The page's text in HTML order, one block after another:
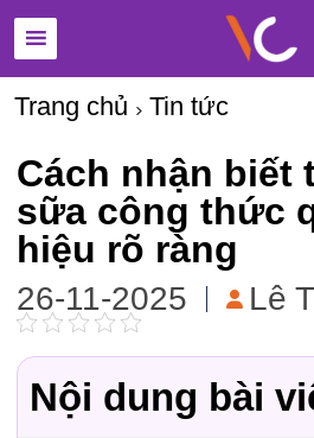
Trang chủ Tin tức
Cách nhận biết
sữa công thức
hiệu rõ ràng
26-11-2025 Lê
Nội dung bài